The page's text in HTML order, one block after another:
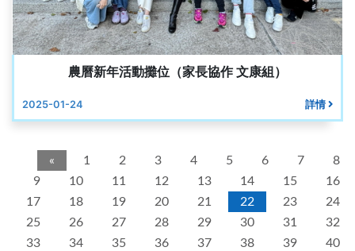
農曆新年活動攤位（家長協作 文康組）
2025-01-24 詳情
« 1 2 3 4 5 6 7
8
9
10 11 12 13 14 15
16
17
18 19 20 21 22 23
24
25
26 27 28 29 30 31
32
33
34 35 36 37 38 39 40